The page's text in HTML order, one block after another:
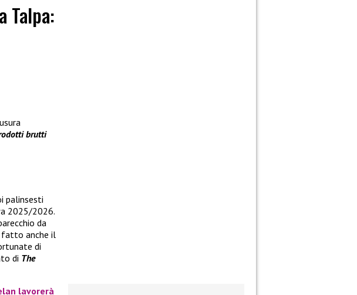
Talpa:
brutti
palinsesti
2025/2026.
da
fatto anche il
di
di The
lavorerà